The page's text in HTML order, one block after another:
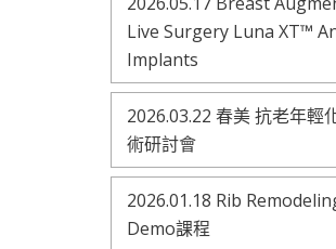
Live Surgery Luna XT™
Implants
2026.03.22 春美 抗老年輕
術研討會
2026.01.18 Rib
Demo課程